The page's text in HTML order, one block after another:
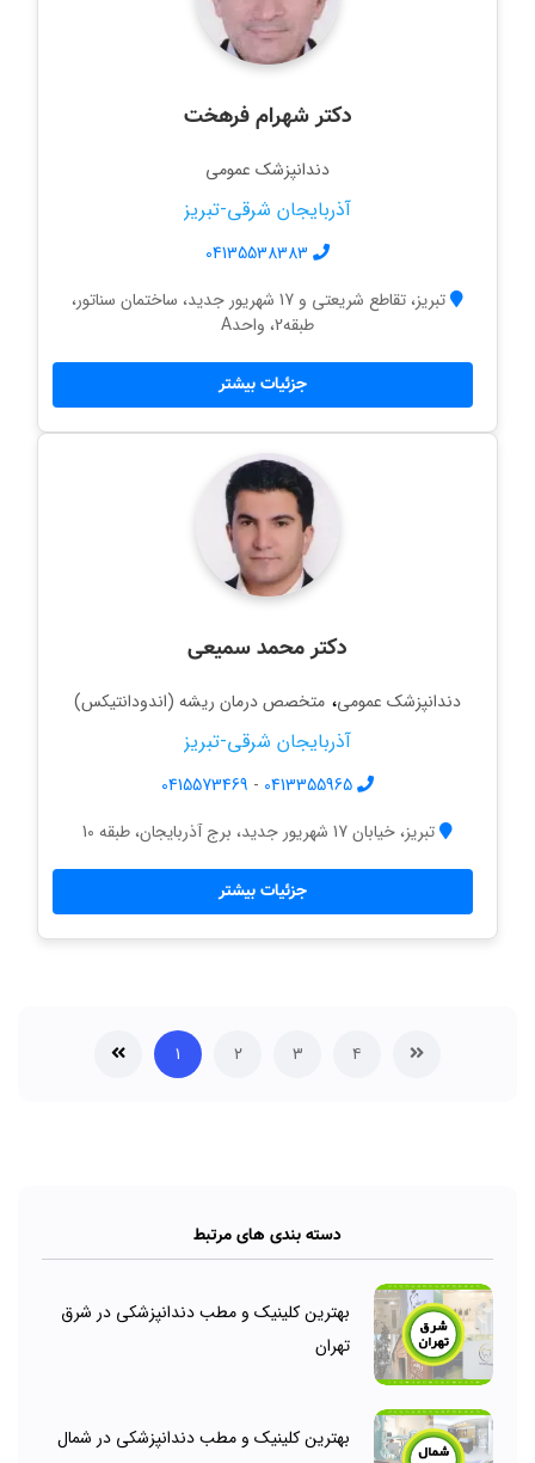
دکتر شهرام فرهخت
دندانپزشک عمومی
آذربایجان شرقی-تبریز
04135538383
تبریز، تقاطع شریعتی و 17 شهریور جدید، ساختمان سناتور،
طبقه2، واحدA
جزئیات بیشتر
دکتر محمد سمیعی
دندانپزشک عمومی، متخصص درمان ریشه (اندودانتیکس)
آذربایجان شرقی-تبریز
0413355965
-
0415573469
تبریز، خیابان 17 شهریور جدید، برج آذربایجان، طبقه 10
جزئیات بیشتر
۴ ۳ ۲ ۱
دسته بندی های مرتبط
بهترین کلینیک و مطب دندانپزشکی در شرق
تهران
بهترین کلینیک و مطب دندانپزشکی در شمال